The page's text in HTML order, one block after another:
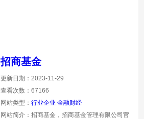
招商基金
更新日期：2023-11-29
查看次数：67166
网站类型：行业企业 金融财经
网站简介：招商基金，招商基金管理有限公司官